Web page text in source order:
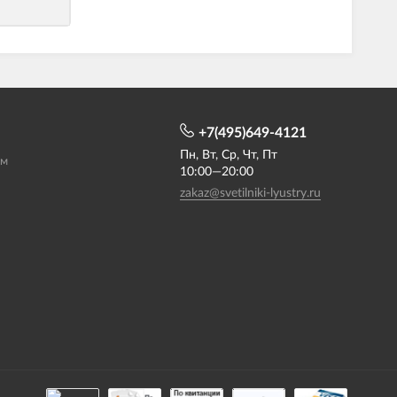
+7(495)649-4121
Пн, Вт, Ср, Чт, Пт
10:00—20:00
zakaz@svetilniki-lyustry.ru